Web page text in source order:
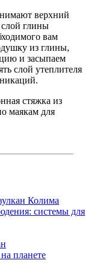
верхний
глины
вам
из глины,
и засыпаем
слой утеплителя
стяжка из
маякам для
Колима
системы для
планете